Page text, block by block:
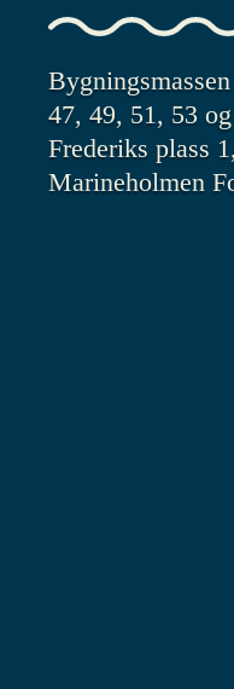
47, 49, 51, 53
Frederiks plass
Marineholmen